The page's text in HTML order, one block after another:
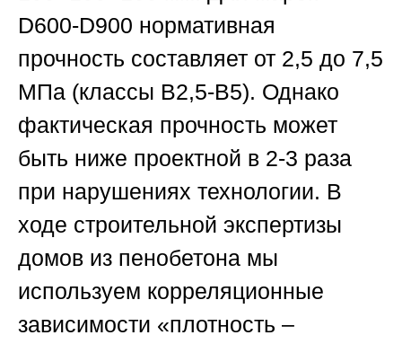
D600-D900 нормативная
прочность составляет от 2,5 до 7,5
МПа (классы В2,5-В5). Однако
фактическая прочность может
быть ниже проектной в 2-3 раза
при нарушениях технологии. В
ходе строительной экспертизы
домов из пенобетона мы
используем корреляционные
зависимости «плотность –